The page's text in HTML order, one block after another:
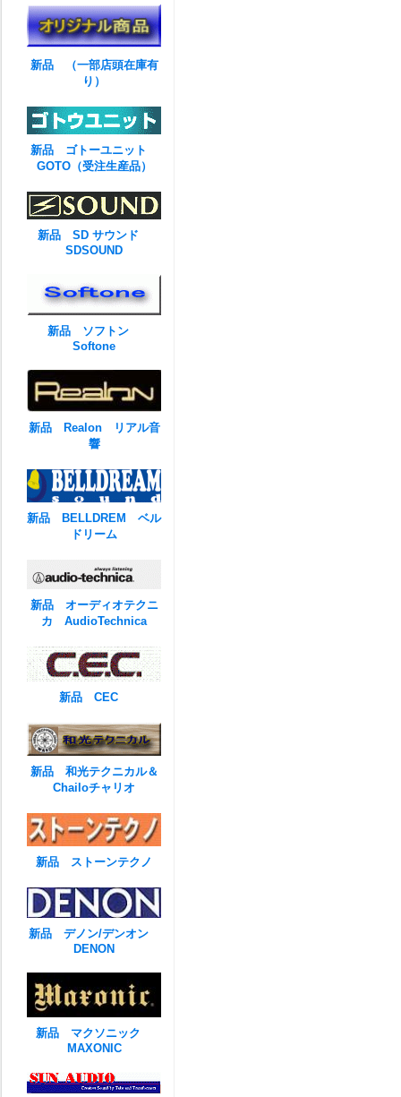
新品 （一部店頭在庫有
り）
新品 ゴトーユニット
GOTO（受注生産品）
新品 SD サウンド
SDSOUND
新品 ソフトン
Softone
新品 Realon リアル音
響
新品 BELLDREM ベル
ドリーム
新品 オーディオテクニ
カ AudioTechnica
新品 CEC
新品 和光テクニカル＆
Chailoチャリオ
新品 ストーンテクノ
新品 デノン/デンオン
DENON
新品 マクソニック
MAXONIC